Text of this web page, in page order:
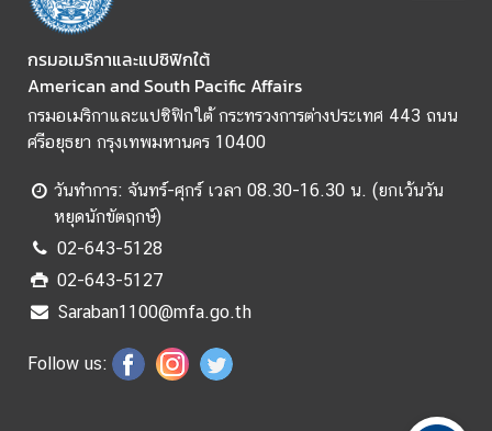
ม
พั
น
ธ์
ท
วิ
า
คี
ข่
า
ใ
กรมอเมริกาและแปซิฟิกใต้
American and South Pacific Affairs
กรมอเมริกาและแปซิฟิกใต้ กระทรวงการต่างประเทศ 443 ถนน
ศรีอยุธยา กรุงเทพมหานคร 10400
วันทำการ: จันทร์-ศุกร์ เวลา 08.30-16.30 น. (ยกเว้นวัน
หยุดนักขัตฤกษ์)
02-643-5128
02-643-5127
Saraban1100@mfa.go.th
Follow us: